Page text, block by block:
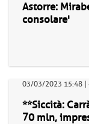
Astorre:
consolare'
03/03/2023 15:48 |
**Siccità:
70 mln,